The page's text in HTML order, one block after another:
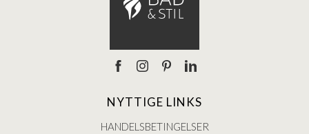
NYTTIGE LINKS
HANDELSBETINGELSER